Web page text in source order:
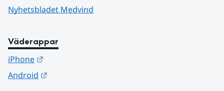
Nyhetsbladet Medvind
Väderappar
iPhone
Android